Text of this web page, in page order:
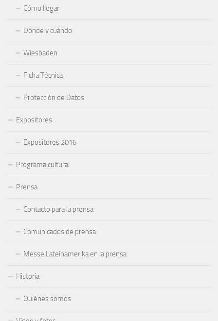
Cómo llegar
Dónde y cuándo
Wiesbaden
Ficha Técnica
Protección de Datos
Expositores
Expositores 2016
Programa cultural
Prensa
Contacto para la prensa
Comunicados de prensa
Messe Lateinamerika en la prensa
Historia
Quiénes somos